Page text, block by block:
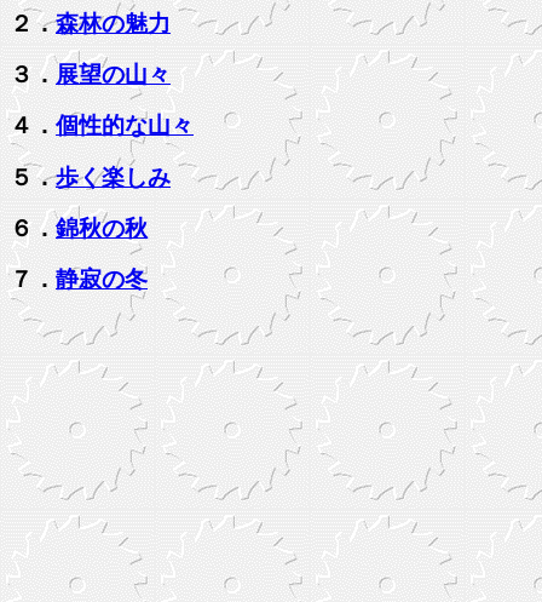
２．森林の魅力
３． 展望の山々
４．個性的な山々
５．歩く楽しみ
６．錦秋の秋
７． 静寂の冬